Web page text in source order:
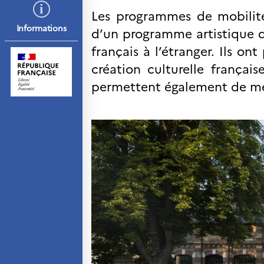
Informations
Septentrionales
ÉDUCATION ET
LANGUE FRANÇAISE
Apprendre le français
en France
Promotion de la langue
Francophonie
Visite de classes
Certifications
Coopération
éducative
Lycées en France
Assistants de langue
française et norvégienne
Partenaires
Formation des
enseignants
Les programmes de
d’un programme artistique
français à l’étranger. Ils
création culturelle
permettent également de